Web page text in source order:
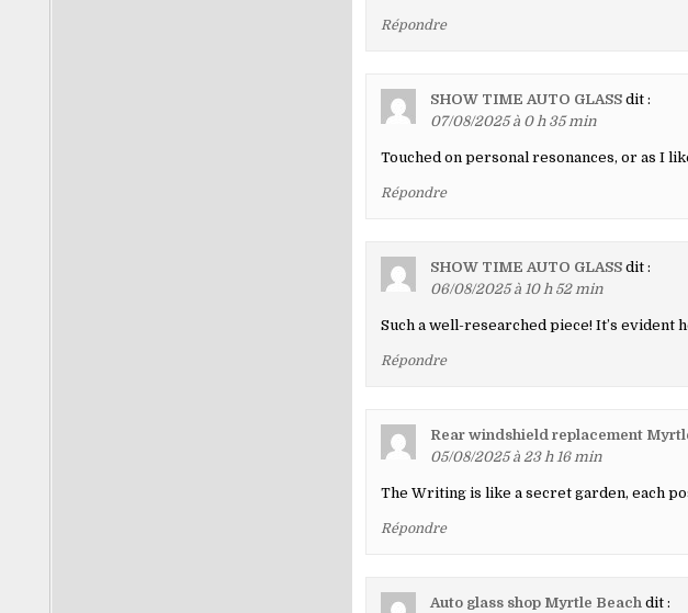
Répondre
SHOW TIME AUTO GLASS dit :
07/08/2025 à 0 h 35 min
Touched on personal resonances, or as I
Répondre
SHOW TIME AUTO GLASS dit :
06/08/2025 à 10 h 52 min
Such a well-researched piece! It’s evident
Répondre
Rear windshield replacement
05/08/2025 à 23 h 16 min
The Writing is like a secret garden, each
Répondre
Auto glass shop Myrtle Beach dit :